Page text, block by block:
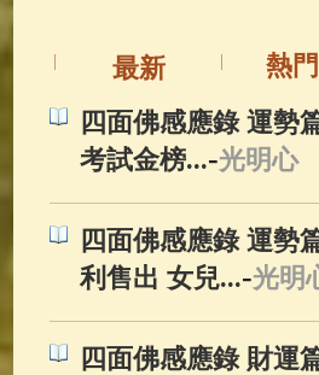
最新
熱
四面佛感應錄 運勢
考試金榜...-光明心
四面佛感應錄 運勢
利售出 女兒...-光明
四面佛感應錄 財運